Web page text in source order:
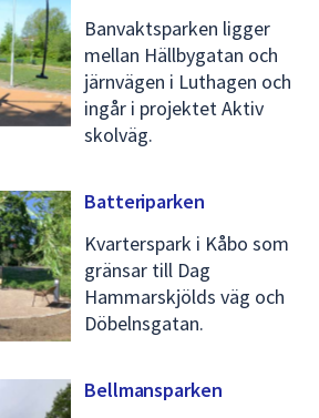
Banvaktsparken ligger
mellan Hällbygatan och
järnvägen i Luthagen och
ingår i projektet Aktiv
skolväg.
Batteriparken
Kvarterspark i Kåbo som
gränsar till Dag
Hammarskjölds väg och
Döbelnsgatan.
Bellmansparken